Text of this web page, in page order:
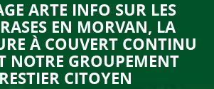
ARTE INFO SUR LES
EN MORVAN, LA
À COUVERT CONTINU
NOTRE GROUPEMENT
CITOYEN